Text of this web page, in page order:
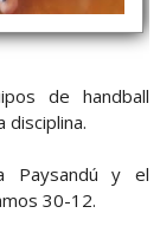
de handball
disciplina.
Paysandú y el
30-12.